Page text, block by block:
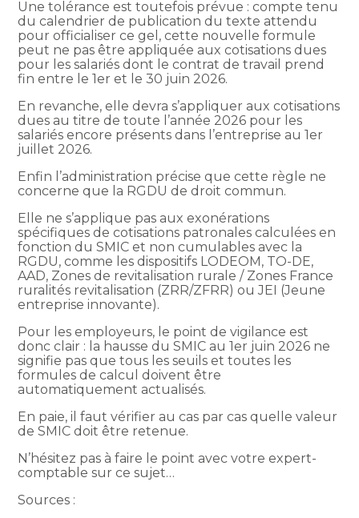
Une tolérance est toutefois prévue : compte tenu
du calendrier de publication du texte attendu
pour officialiser ce gel, cette nouvelle formule
peut ne pas être appliquée aux cotisations dues
pour les salariés dont le contrat de travail prend
fin entre le 1er et le 30 juin 2026.
En revanche, elle devra s’appliquer aux cotisations
dues au titre de toute l’année 2026 pour les
salariés encore présents dans l’entreprise au 1er
juillet 2026.
Enfin l’administration précise que cette règle ne
concerne que la RGDU de droit commun.
Elle ne s’applique pas aux exonérations
spécifiques de cotisations patronales calculées en
fonction du SMIC et non cumulables avec la
RGDU, comme les dispositifs LODEOM, TO-DE,
AAD, Zones de revitalisation rurale / Zones France
ruralités revitalisation (ZRR/ZFRR) ou JEI (Jeune
entreprise innovante).
Pour les employeurs, le point de vigilance est
donc clair : la hausse du SMIC au 1er juin 2026 ne
signifie pas que tous les seuils et toutes les
formules de calcul doivent être
automatiquement actualisés.
En paie, il faut vérifier au cas par cas quelle valeur
de SMIC doit être retenue.
N’hésitez pas à faire le point avec votre expert-
comptable sur ce sujet…
Sources :